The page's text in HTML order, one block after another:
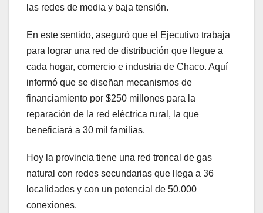
las redes de media y baja tensión.
En este sentido, aseguró que el Ejecutivo trabaja
para lograr una red de distribución que llegue a
cada hogar, comercio e industria de Chaco. Aquí
informó que se diseñan mecanismos de
financiamiento por $250 millones para la
reparación de la red eléctrica rural, la que
beneficiará a 30 mil familias.
Hoy la provincia tiene una red troncal de gas
natural con redes secundarias que llega a 36
localidades y con un potencial de 50.000
conexiones.